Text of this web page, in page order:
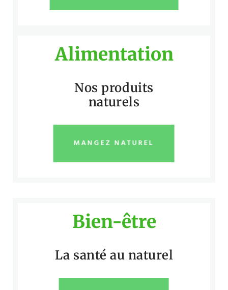
Alimentation
Nos produits
naturels
MANGEZ NATUREL
Bien-être
La santé au naturel